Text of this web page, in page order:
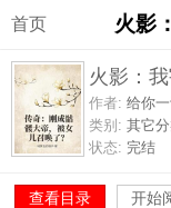
首页 火影
火影：
作者: 给你
类别: 其它
状态: 完结
查看目录 开始